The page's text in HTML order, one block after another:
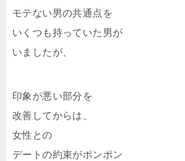
モテない男の共通点を
いくつも持っていた男が
いましたが、
印象が悪い部分を
改善してからは、
女性との
デートの約束がポンポン